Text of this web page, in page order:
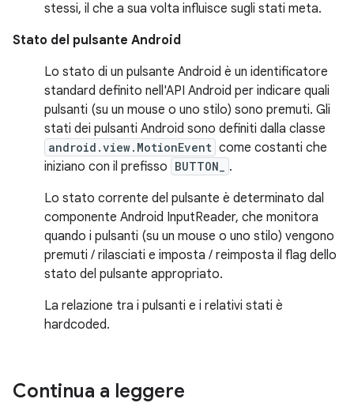
stessi, il che a sua volta influisce sugli stati meta.
Stato del pulsante Android
Lo stato di un pulsante Android è un identificatore
standard definito nell'API Android per indicare quali
pulsanti (su un mouse o uno stilo) sono premuti. Gli
stati dei pulsanti Android sono definiti dalla classe
android.view.MotionEvent come costanti che
iniziano con il prefisso BUTTON_
.
Lo stato corrente del pulsante è determinato dal
componente Android InputReader, che monitora
quando i pulsanti (su un mouse o uno stilo) vengono
premuti / rilasciati e imposta / reimposta il flag dello
stato del pulsante appropriato.
La relazione tra i pulsanti e i relativi stati è
hardcoded.
Continua a leggere